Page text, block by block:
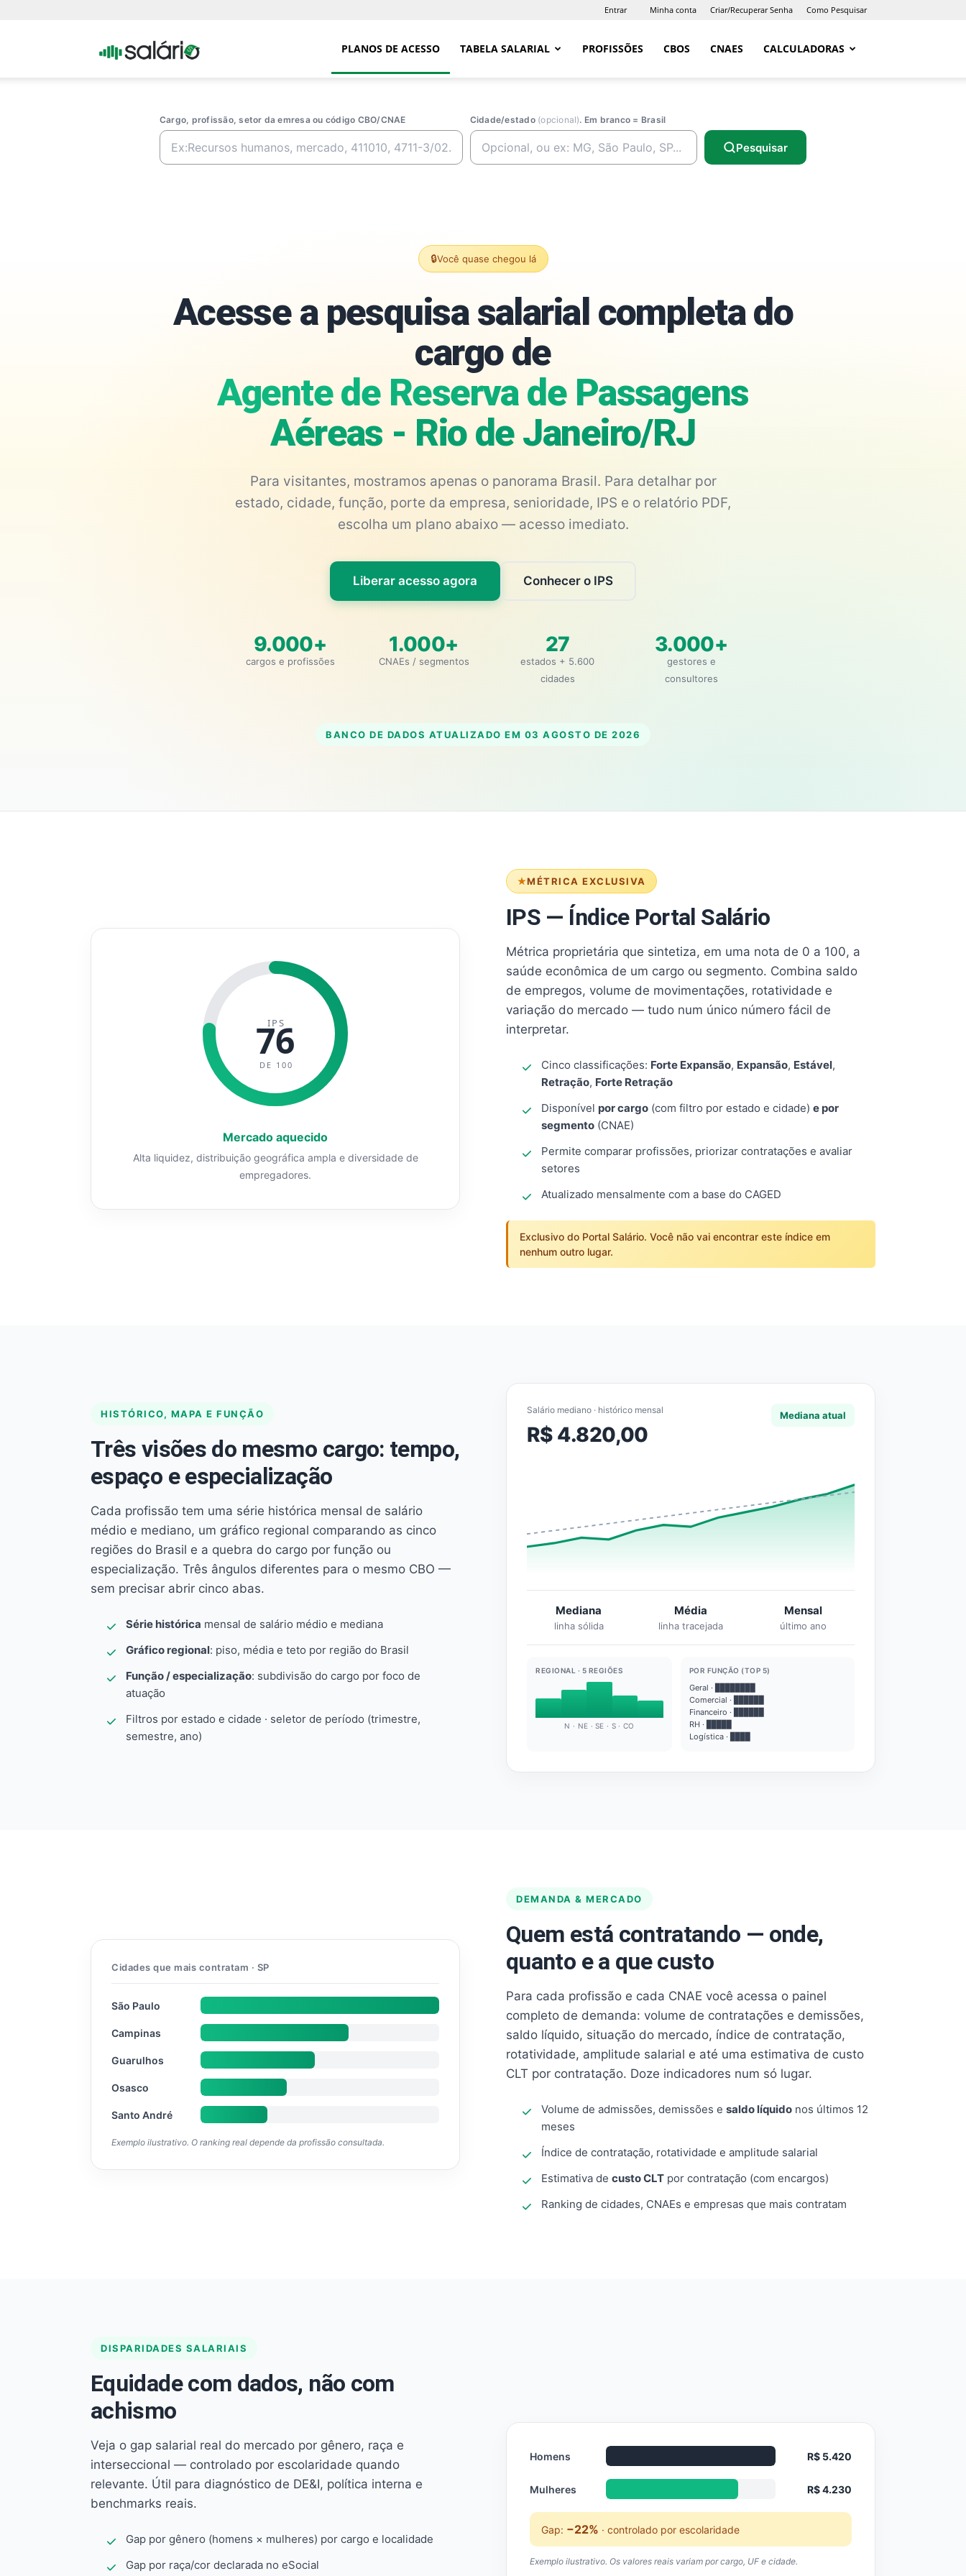
Entrar Minha conta Criar/Recuperar Senha Como Pesquisar
Portal PLANOS DE ACESSO TABELA SALARIAL PROFISSÕES CBOS CNAES CALCULADORAS
Cargo, profissão, setor da emresa ou código CBO/CNAE Cidade/estado (opcional). Em branco = Brasil
Pesquisar
🔒Você quase chegou lá
Acesse a pesquisa salarial completa do
cargo de
Agente de Reserva de Passagens
Aéreas - Rio de Janeiro/RJ
Para visitantes, mostramos apenas o panorama Brasil. Para detalhar por
estado, cidade, função, porte da empresa, senioridade, IPS e o relatório PDF,
escolha um plano abaixo — acesso imediato.
Liberar acesso agora Conhecer o IPS
9.000+
cargos e profissões
1.000+
CNAEs / segmentos
27
estados + 5.600
cidades
3.000+
gestores e
consultores
BANCO DE DADOS ATUALIZADO EM 03 AGOSTO DE 2026
MÉTRICA EXCLUSIVA
IPS — Índice Portal Salário
Métrica proprietária que sintetiza, em uma nota de 0 a 100, a
saúde econômica de um cargo ou segmento. Combina saldo
de empregos, volume de movimentações, rotatividade e
variação do mercado — tudo num único número fácil de
interpretar.
Cinco classificações: Forte Expansão, Expansão, Estável,
Retração, Forte Retração
Disponível por cargo (com filtro por estado e cidade) e por
segmento (CNAE)
Permite comparar profissões, priorizar contratações e avaliar
setores
Atualizado mensalmente com a base do CAGED
Exclusivo do Portal Salário. Você não vai encontrar este índice em
nenhum outro lugar.
IPS
76
DE 100
Mercado aquecido
Alta liquidez, distribuição geográfica ampla e diversidade de
empregadores.
HISTÓRICO, MAPA E FUNÇÃO
Três visões do mesmo cargo: tempo,
espaço e especialização
Cada profissão tem uma série histórica mensal de salário
médio e mediano, um gráfico regional comparando as cinco
regiões do Brasil e a quebra do cargo por função ou
especialização. Três ângulos diferentes para o mesmo CBO —
sem precisar abrir cinco abas.
Série histórica mensal de salário médio e mediana
Gráfico regional: piso, média e teto por região do Brasil
Função / especialização: subdivisão do cargo por foco de
atuação
Filtros por estado e cidade · seletor de período (trimestre,
semestre, ano)
Salário mediano · histórico mensal
R$ 4.820,00
Mediana atual
Mediana
linha sólida
Média
linha tracejada
Mensal
último ano
REGIONAL · 5 REGIÕES
N · NE · SE · S · CO
POR FUNÇÃO (TOP 5)
Geral · ████████
Comercial · ██████
Financeiro · ██████
RH · █████
Logística · ████
DEMANDA & MERCADO
Quem está contratando — onde,
quanto e a que custo
Para cada profissão e cada CNAE você acessa o painel
completo de demanda: volume de contratações e demissões,
saldo líquido, situação do mercado, índice de contratação,
rotatividade, amplitude salarial e até uma estimativa de custo
CLT por contratação. Doze indicadores num só lugar.
Volume de admissões, demissões e saldo líquido nos últimos 12
meses
Índice de contratação, rotatividade e amplitude salarial
Estimativa de custo CLT por contratação (com encargos)
Ranking de cidades, CNAEs e empresas que mais contratam
Cidades que mais contratam · SP
São Paulo
Campinas
Guarulhos
Osasco
Santo André
Exemplo ilustrativo. O ranking real depende da profissão consultada.
DISPARIDADES SALARIAIS
Equidade com dados, não com
achismo
Veja o gap salarial real do mercado por gênero, raça e
interseccional — controlado por escolaridade quando
relevante. Útil para diagnóstico de DE&I, política interna e
benchmarks reais.
Gap por gênero (homens × mulheres) por cargo e localidade
Gap por raça/cor declarada no eSocial
Homens R$ 5.420
Mulheres R$ 4.230
Gap: −22% · controlado por escolaridade
Exemplo ilustrativo. Os valores reais variam por cargo, UF e cidade.